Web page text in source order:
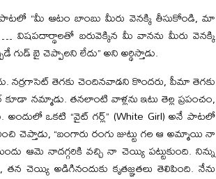
పాటలో “మీ ఆటం బాంబు మీరు వెనక్కి తీసుకోండి, మా
విషపదార్థాలతో బరువెక్కిన మీ వానను మీరు వెనక్కి
బై చెప్పాలని లేదు” అని అర్థిస్తాడు.
నర్రగాసెట్ తెగకు చెందినవాడని కొందరు, పీమా తెగకు
నమ్మాడు. తనలాంటి వాళ్లను ఇటు తెల్ల ప్రపంచం,
ఒకటి “వైట్ గర్ల్” (White Girl) అనే పాటలో
“బంగారు రంగు జుట్టు గల ఆ అమ్మాయి నా
ఆమె నాదగ్గరికి వచ్చి నా చెయ్యి పట్టుకుంది. నిన్ను
తన చెయ్యి అడిగినందుకు కృతజ్ఞతలు తెలిపింది. నేను